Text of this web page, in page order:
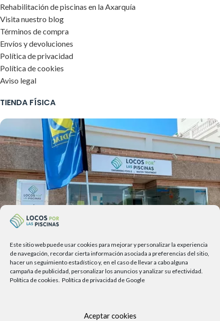
Este sitio web puede usar cookies para mejorar y personalizar la experiencia
de navegación, recordar cierta información asociada a preferencias del sitio,
hacer un seguimiento estadístico y, en el caso de llevar a cabo alguna
campaña de publicidad, personalizar los anuncios y analizar su efectividad.
Política de cookies. Política de privacidad de Google
Aceptar cookies
Rehabilitación de piscinas en la Axarquía
Visita nuestro blog
Términos de compra
Envíos y devoluciones
Política de privacidad
Política de cookies
Aviso legal
TIENDA FÍSICA
Av. del Sol, 2, local 6,